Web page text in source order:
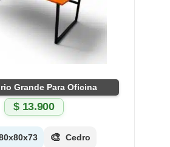
Grande Para Oficina
$13.900
🎨 Cedro